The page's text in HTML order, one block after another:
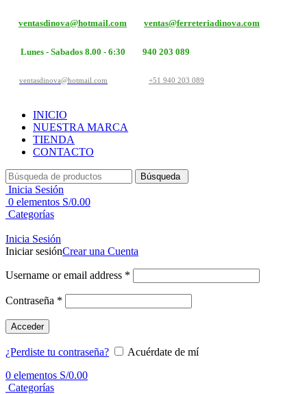
ventasdinova@hotmail.com ventas@ferreteriadinova.com
Lunes - Sabados 8.00 - 6:30 940 203 089
ventasdinova@hotmail.com +51 940 203 089
INICIO
NUESTRA MARCA
TIENDA
CONTACTO
Búsqueda
Inicia Sesión
0 elementos S/0.00
Categorías
Inicia Sesión
Iniciar sesiónCrear una Cuenta
Username or email address *
Contraseña *
Acceder
¿Perdiste tu contraseña?
Acuérdate de mí
0 elementos S/0.00
Categorías